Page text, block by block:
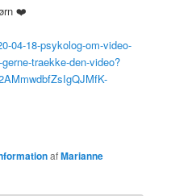
❤️
04-18-psykolog-om-video-
traekke-den-video?
afMarianne